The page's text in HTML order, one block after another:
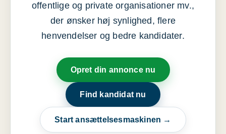
offentlige og private organisationer mv.,
der ønsker høj synlighed, flere
henvendelser og bedre kandidater.
Opret din annonce nu
Find kandidat nu
Start ansættelsesmaskinen →